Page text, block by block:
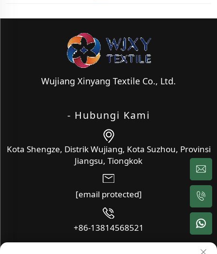
Wujiang Xinyang Textile Co., Ltd.
- Hubungi Kami
Kota Shengze, Distrik Wujiang, Kota Suzhou, Provinsi
Jiangsu, Tiongkok
[email protected]
+86-13814568521